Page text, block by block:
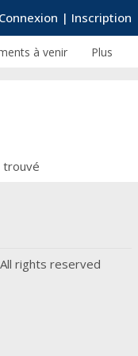
Connexion | Inscription
à venir Plus
trouvé
rights reserved